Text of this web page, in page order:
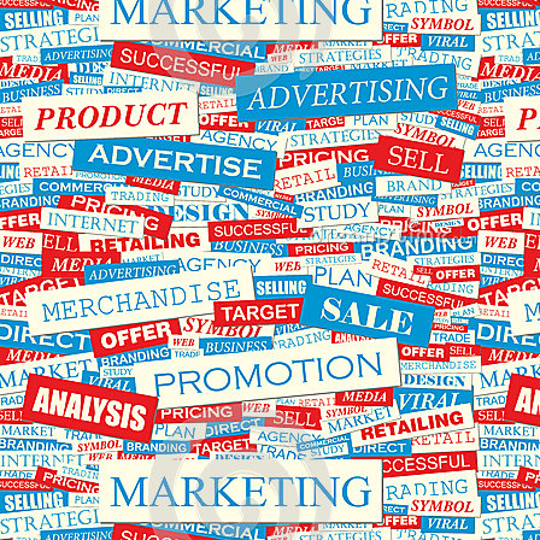
دی
ماه
افزایش
خواهد
یافت
را
روی
پنل
ثبت
نمایند